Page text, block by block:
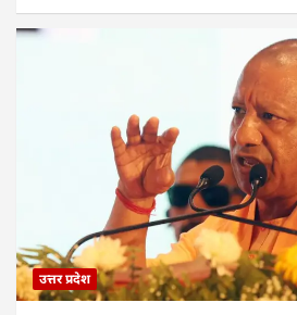
उत्तर प्रदेश